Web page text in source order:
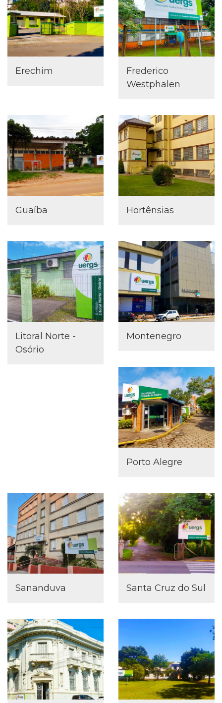
Erechim
Frederico
Westphalen
Guaíba Hortênsias
Litoral Norte -
Osório
Montenegro
Porto Alegre
Sananduva Santa Cruz do Sul